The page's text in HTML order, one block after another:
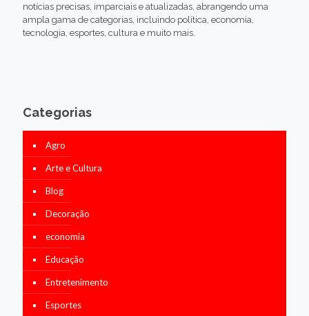
notícias precisas, imparciais e atualizadas, abrangendo uma
ampla gama de categorias, incluindo política, economia,
tecnologia, esportes, cultura e muito mais.
Categorias
Agro
Arte e Cultura
Blog
Decoração
economia
Educação
Entretenimento
Esportes